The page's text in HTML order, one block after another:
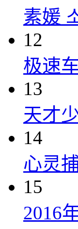
素媛
12
极速
13
天才
14
心灵
15
2016